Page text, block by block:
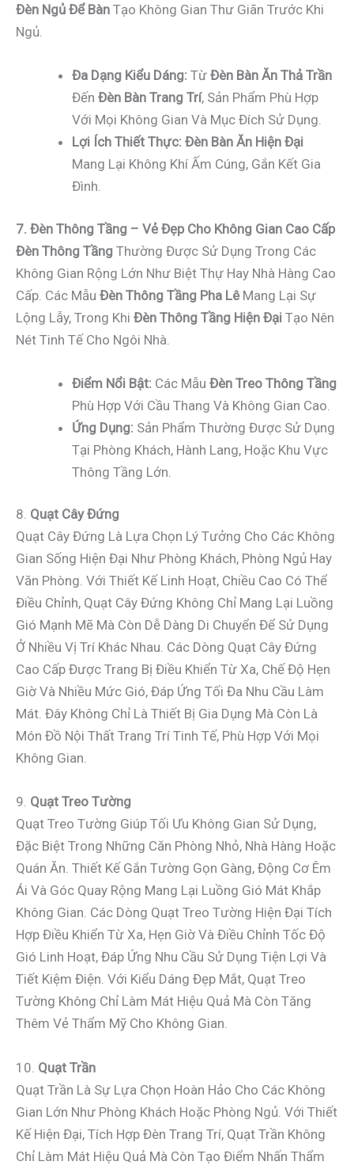
Đèn Ngủ Để Bàn Tạo Không Gian Thư Giãn Trước Khi
Ngủ.
Đa Dạng Kiểu Dáng: Từ Đèn Bàn Ăn Thả Trần
Đến Đèn Bàn Trang Trí, Sản Phẩm Phù Hợp
Với Mọi Không Gian Và Mục Đích Sử Dụng.
Lợi Ích Thiết Thực: Đèn Bàn Ăn Hiện Đại
Mang Lại Không Khí Ấm Cúng, Gắn Kết Gia
Đình.
7. Đèn Thông Tầng – Vẻ Đẹp Cho Không Gian Cao Cấp
Đèn Thông Tầng Thường Được Sử Dụng Trong Các
Không Gian Rộng Lớn Như Biệt Thự Hay Nhà Hàng Cao
Cấp. Các Mẫu Đèn Thông Tầng Pha LêMang Lại Sự
Lộng Lẫy, Trong Khi Đèn Thông Tầng Hiện Đại Tạo Nên
Nét Tinh Tế Cho Ngôi Nhà.
Điểm Nổi Bật: Các Mẫu Đèn Treo Thông Tầng
Phù Hợp Với Cầu Thang Và Không Gian Cao.
Ứng Dụng: Sản Phẩm Thường Được Sử Dụng
Tại Phòng Khách, Hành Lang, Hoặc Khu Vực
Thông Tầng Lớn.
8. Quạt Cây Đứng
Quạt Cây Đứng Là Lựa Chọn Lý Tưởng Cho Các Không
Gian Sống Hiện Đại Như Phòng Khách, Phòng Ngủ Hay
Văn Phòng. Với Thiết Kế Linh Hoạt, Chiều Cao Có Thể
Điều Chỉnh, Quạt Cây Đứng Không Chỉ Mang Lại Luồng
Gió Mạnh Mẽ Mà Còn Dễ Dàng Di Chuyển Để Sử Dụng
Ở Nhiều Vị Trí Khác Nhau. Các Dòng Quạt Cây Đứng
Cao Cấp Được Trang Bị Điều Khiển Từ Xa, Chế Độ Hẹn
Giờ Và Nhiều Mức Gió, Đáp Ứng Tối Đa Nhu Cầu Làm
Mát. Đây Không Chỉ Là Thiết Bị Gia Dụng Mà Còn Là
Món Đồ Nội Thất Trang Trí Tinh Tế, Phù Hợp Với Mọi
Không Gian.
9. Quạt Treo Tường
Quạt Treo Tường Giúp Tối Ưu Không Gian Sử Dụng,
Đặc Biệt Trong Những Căn Phòng Nhỏ, Nhà Hàng Hoặc
Quán Ăn. Thiết Kế Gắn Tường Gọn Gàng, Động Cơ Êm
Ái Và Góc Quay Rộng Mang Lại Luồng Gió Mát Khắp
Không Gian. Các Dòng Quạt Treo Tường Hiện Đại Tích
Hợp Điều Khiển Từ Xa, Hẹn Giờ Và Điều Chỉnh Tốc Độ
Gió Linh Hoạt, Đáp Ứng Nhu Cầu Sử Dụng Tiện Lợi Và
Tiết Kiệm Điện. Với Kiểu Dáng Đẹp Mắt, Quạt Treo
Tường Không Chỉ Làm Mát Hiệu Quả Mà Còn Tăng
Thêm Vẻ Thẩm Mỹ Cho Không Gian.
10. Quạt Trần
Quạt Trần Là Sự Lựa Chọn Hoàn Hảo Cho Các Không
Gian Lớn Như Phòng Khách Hoặc Phòng Ngủ. Với Thiết
Kế Hiện Đại, Tích Hợp Đèn Trang Trí, Quạt Trần Không
Chỉ Làm Mát Hiệu Quả Mà Còn Tạo Điểm Nhấn Thẩm